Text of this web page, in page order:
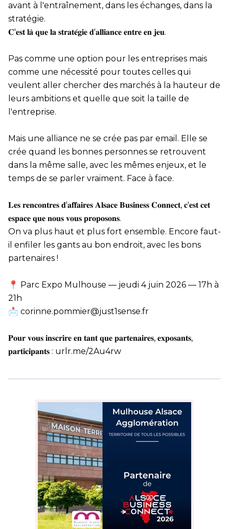
avant à l'entraînement, dans les échanges, dans la
stratégie.
𝐂'𝐞𝐬𝐭 𝐥𝐚̀ 𝐪𝐮𝐞 𝐥𝐚 𝐬𝐭𝐫𝐚𝐭𝐞́𝐠𝐢𝐞 𝐝'𝐚𝐥𝐥𝐢𝐚𝐧𝐜𝐞 𝐞𝐧𝐭𝐫𝐞 𝐞𝐧 𝐣𝐞𝐮.
Pas comme une option pour les entreprises mais
comme une nécessité pour toutes celles qui
veulent aller chercher des marchés à la hauteur de
leurs ambitions et quelle que soit la taille de
l'entreprise.
Mais une alliance ne se crée pas par email. Elle se
crée quand les bonnes personnes se retrouvent
dans la même salle, avec les mêmes enjeux, et le
temps de se parler vraiment. Face à face.
𝐋𝐞𝐬 𝐫𝐞𝐧𝐜𝐨𝐧𝐭𝐫𝐞𝐬 𝐝'𝐚𝐟𝐟𝐚𝐢𝐫𝐞𝐬 𝐀𝐥𝐬𝐚𝐜𝐞 𝐁𝐮𝐬𝐢𝐧𝐞𝐬𝐬 𝐂𝐨𝐧𝐧𝐞𝐜𝐭, 𝐜'𝐞𝐬𝐭 𝐜𝐞𝐭
𝐞𝐬𝐩𝐚𝐜𝐞 𝐪𝐮𝐞 𝐧𝐨𝐮𝐬 𝐯𝐨𝐮𝐬 𝐩𝐫𝐨𝐩𝐨𝐬𝐨𝐧𝐬.
On va plus haut et plus fort ensemble. Encore faut-
il enfiler les gants au bon endroit, avec les bons
partenaires !
📍 Parc Expo Mulhouse — jeudi 4 juin 2026 — 17h à
21h
📩 corinne.pommier@just1sense.fr
𝐏𝐨𝐮𝐫 𝐯𝐨𝐮𝐬 𝐢𝐧𝐬𝐜𝐫𝐢𝐫𝐞 𝐞𝐧 𝐭𝐚𝐧𝐭 𝐪𝐮𝐞 𝐩𝐚𝐫𝐭𝐞𝐧𝐚𝐢𝐫𝐞𝐬, 𝐞𝐱𝐩𝐨𝐬𝐚𝐧𝐭𝐬,
𝐩𝐚𝐫𝐭𝐢𝐜𝐢𝐩𝐚𝐧𝐭𝐬 : urlr.me/2Au4rw